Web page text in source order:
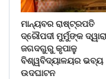
ମାନ୍ୟବର ରାଷ୍ଟ୍ରପତି
ଦ୍ରୌପଦୀ ମୁର୍ମୁଙ୍କ ଦ୍ୱାରା
ଜଗଦଗୁରୁ କୃପାଳୁ
ବିଶ୍ୱବିଦ୍ୟାଳୟର ଭବ୍ୟ
ଉଦଘାଟନ